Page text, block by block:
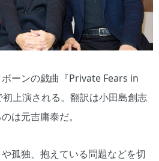
ーンの戯曲『Private Fears in
上演される。翻訳は小田島創志
は元吉庸泰だ。
孤独、抱えている問題などを切